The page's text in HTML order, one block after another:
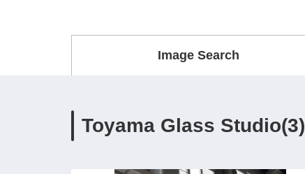
Image Search
Toyama Glass Studio(3)